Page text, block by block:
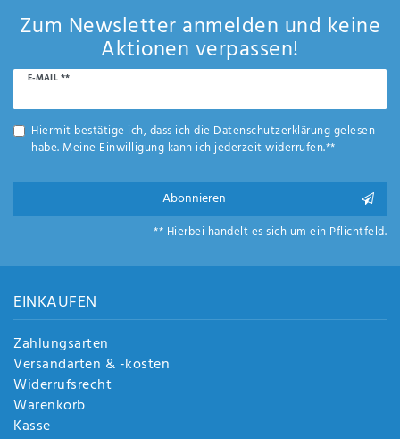
Zum Newsletter anmelden und keine
Aktionen verpassen!
E-MAIL **
Newsletter
Hiermit bestätige ich, dass ich die Daten­schutz­erklärunggelesen
habe. Meine Einwilligung kann ich jederzeit widerrufen.**
Abonnieren
** Hierbei handelt es sich um ein Pflichtfeld.
EINKAUFEN
Zahlungsarten
Versandarten & -kosten
Widerrufsrecht
Warenkorb
Kasse